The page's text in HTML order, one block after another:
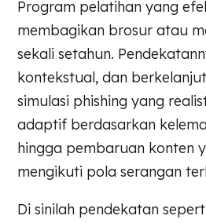
Program pelatihan yang
membagikan brosur atau
sekali setahun.
kontekstual, dan
simulasi phishing yang
adaptif berdasarkan
hingga pembaruan konten
mengikuti pola serangan
Di sinilah pendekatan